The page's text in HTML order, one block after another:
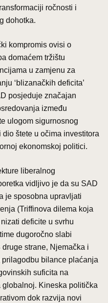
ročnosti i
dohotka.
kompromis ovisi o
domaćem tržištu
u zamjenu za
‘blizanačkih deficita’
posjeduje značajan
između
ulogom sigurnosnog
štete u očima investitora
ekonomskoj politici.
liberalnog
vidljivo je da su SAD
je sposobna upravljati
(Triffinova dilema koja
deficite u svrhu
dugoročno slabi
strane, Njemačka i
bilance plaćanja
suficita na
Kineska politička
dok razvija novi